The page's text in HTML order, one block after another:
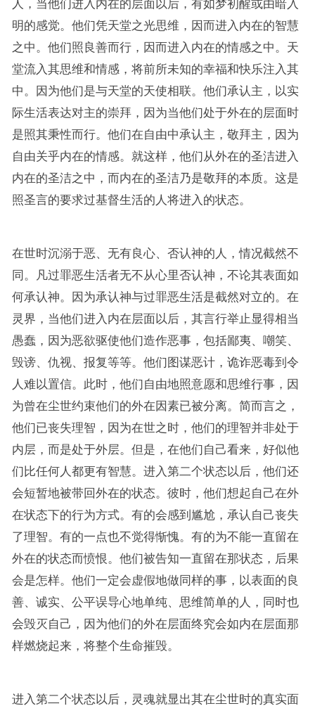
人，当他们进入内在的层面以后，有如梦初醒或由暗入
明的感觉。他们凭天堂之光思维，因而进入内在的智慧
之中。他们照良善而行，因而进入内在的情感之中。天
堂流入其思维和情感，将前所未知的幸福和快乐注入其
中。因为他们是与天堂的天使相联。他们承认主，以实
际生活表达对主的崇拜，因为当他们处于外在的层面时
是照其秉性而行。他们在自由中承认主，敬拜主，因为
自由关乎内在的情感。就这样，他们从外在的圣洁进入
内在的圣洁之中，而内在的圣洁乃是敬拜的本质。这是
照圣言的要求过基督生活的人将进入的状态。
在世时沉溺于恶、无有良心、否认神的人，情况截然不
同。凡过罪恶生活者无不从心里否认神，不论其表面如
何承认神。因为承认神与过罪恶生活是截然对立的。在
灵界，当他们进入内在层面以后，其言行举止显得相当
愚蠢，因为恶欲驱使他们造作恶事，包括鄙夷、嘲笑、
毁谤、仇视、报复等等。他们图谋恶计，诡诈恶毒到令
人难以置信。此时，他们自由地照意愿和思维行事，因
为曾在尘世约束他们的外在因素已被分离。简而言之，
他们已丧失理智，因为在世之时，他们的理智并非处于
内层，而是处于外层。但是，在他们自己看来，好似他
们比任何人都更有智慧。进入第二个状态以后，他们还
会短暂地被带回外在的状态。彼时，他们想起自己在外
在状态下的行为方式。有的会感到尴尬，承认自己丧失
了理智。有的一点也不觉得惭愧。有的为不能一直留在
外在的状态而愤恨。他们被告知一直留在那状态，后果
会是怎样。他们一定会虚假地做同样的事，以表面的良
善、诚实、公平误导心地单纯、思维简单的人，同时也
会毁灭自己，因为他们的外在层面终究会如内在层面那
样燃烧起来，将整个生命摧毁。
进入第二个状态以后，灵魂就显出其在尘世时的真实面